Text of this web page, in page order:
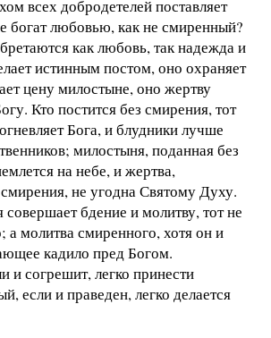
всех добродетелей поставляет
богат любовью, как не смиренный?
как любовь, так надежда и
истинным постом, оно охраняет
цену милостыне, оно жертву
Кто постится без смирения, тот
Бога, и блудники лучше
милостыня, поданная без
на небе, и жертва,
не угодна Святому Духу.
бдение и молитву, тот не
а молитва смиренного, хотя он и
кадило пред Богом.
и согрешит, легко принести
если и праведен, легко делается